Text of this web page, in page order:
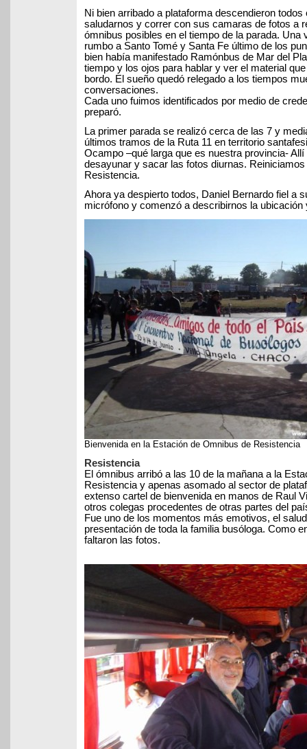
Ni bien arribado a plataforma descendieron todos
saludarnos y correr con sus camaras de fotos a
ómnibus posibles en el tiempo de la parada. Una
rumbo a Santo Tomé y Santa Fe último de los
bien había manifestado Ramónbus de Mar del
tiempo y los ojos para hablar y ver el material
bordo. El sueño quedó relegado a los tiempos
conversaciones.
Cada uno fuimos identificados por medio de
preparó.
La primer parada se realizó cerca de las 7 y
últimos tramos de la Ruta 11 en territorio
Ocampo –qué larga que es nuestra provincia-
desayunar y sacar las fotos diurnas.
Resistencia.
Ahora ya despierto todos, Daniel Bernardo fiel a
micrófono y comenzó a describirnos la
Bienvenida en la Estación de Omnibus de Resistencia
Resistencia
El ómnibus arribó a las 10 de la mañana a la
Resistencia y apenas asomado al sector de
extenso cartel de bienvenida en manos de Raul
otros colegas procedentes de otras partes del
Fue uno de los momentos más emotivos, el
presentación de toda la familia busóloga. Como
faltaron las fotos.